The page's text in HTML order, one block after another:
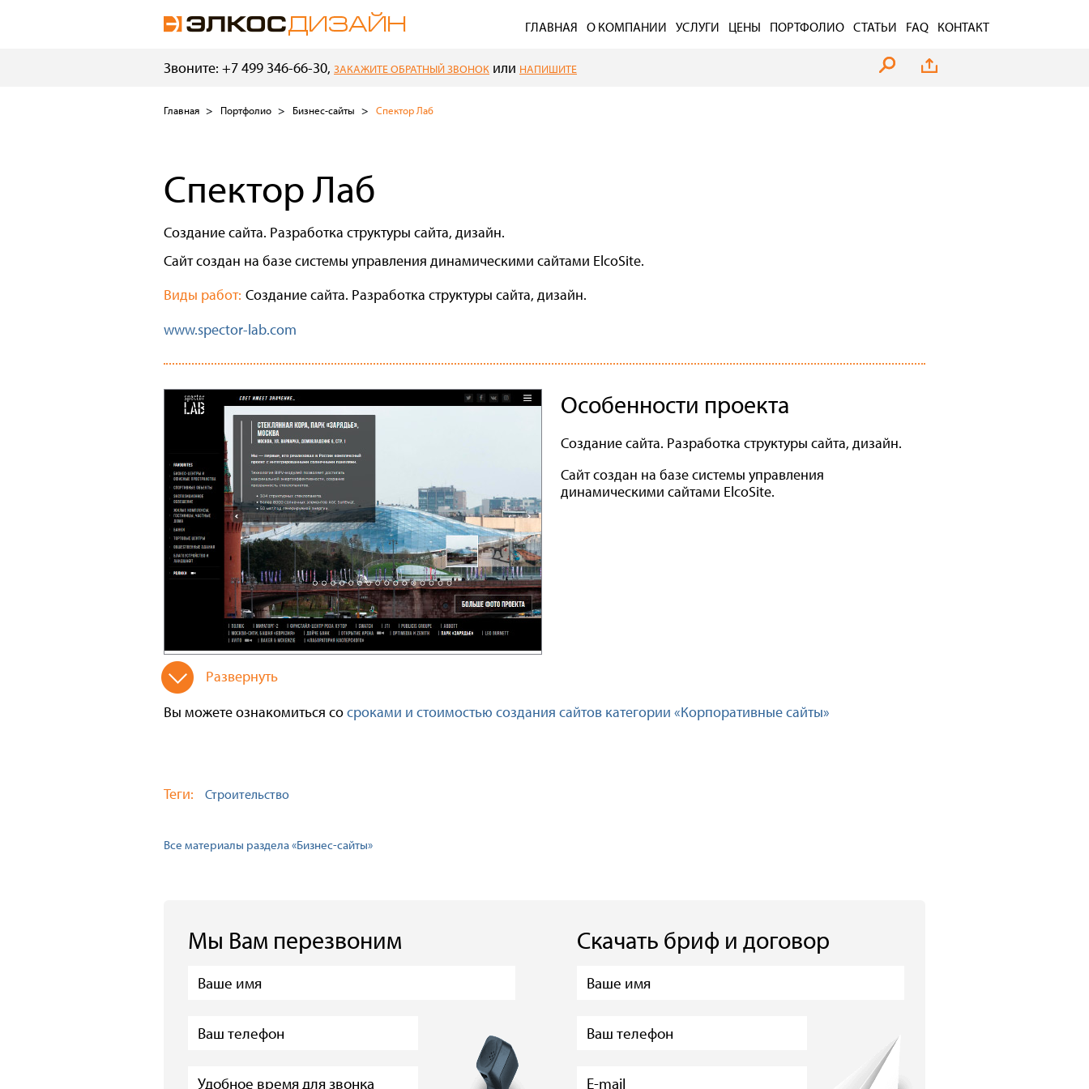
ГЛАВНАЯ О КОМПАНИИ УСЛУГИ ЦЕНЫ ПОРТФОЛИО СТАТЬИ FAQ КОНТАКТ
Звоните: +7 499 346-66-30, ЗАКАЖИТЕ ОБРАТНЫЙ ЗВОНОК или НАПИШИТЕ
Главная Портфолио Бизнес-сайты Спектор Лаб
Спектор Лаб
Создание сайта. Разработка структуры сайта, дизайн.
Сайт создан на базе системы управления динамическими сайтами ElcoSite.
Виды работ: Создание сайта. Разработка структуры сайта, дизайн.
www.spector-lab.com
Особенности проекта
Создание сайта. Разработка структуры сайта, дизайн.
Сайт создан на базе системы управления
динамическими сайтами ElcoSite.
Развернуть
Вы можете ознакомиться сосроками и стоимостью создания сайтов категории «Корпоративные сайты»
Теги: Строительство
Все материалы раздела «Бизнес-сайты»
Мы Вам перезвоним Скачать бриф и договор